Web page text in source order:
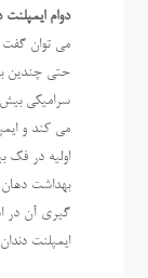
دوام
می توان گفت
حتی چندین
اولیه در فک
بهداشت
گیری آن در
ایمپلنت